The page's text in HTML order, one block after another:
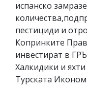
испанско
пестициди и
Копринките
инвестират в
Халкидики и
Турската